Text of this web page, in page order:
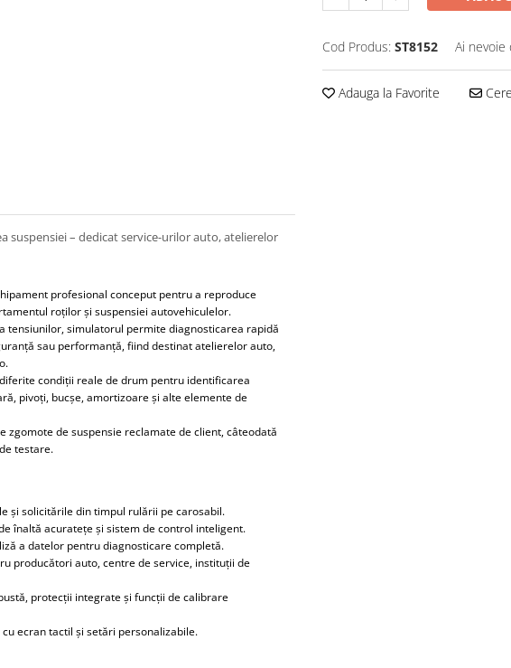
Cod Produs: ST8152 Ai nevoie
Adauga la Favorite
suspensiei – dedicat service-urilor auto, atelierelor
profesional conceput pentru a reproduce
roților și suspensiei autovehiculelor.
tensiunilor, simulatorul permite diagnosticarea rapidă
sau performanță, fiind destinat atelierelor auto,
condiții reale de drum pentru identificarea
pivoți, bucșe, amortizoare și alte elemente de
zgomote de suspensie reclamate de client, câteodată
testare.
și solicitările din timpul rulării pe carosabil.
înaltă acuratețe și sistem de control inteligent.
a datelor pentru diagnosticare completă.
producători auto, centre de service, instituții de
protecții integrate și funcții de calibrare
ecran tactil și setări personalizabile.